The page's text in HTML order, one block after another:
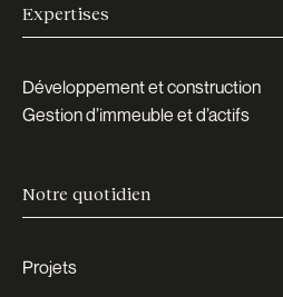
Expertises
Développement et construction
Gestion d’immeuble et d’actifs
Notre quotidien
Projets